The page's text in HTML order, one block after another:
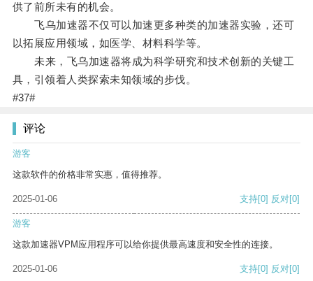
供了前所未有的机会。
飞乌加速器不仅可以加速更多种类的加速器实验，还可
以拓展应用领域，如医学、材料科学等。
未来，飞乌加速器将成为科学研究和技术创新的关键工
具，引领着人类探索未知领域的步伐。
#37#
评论
游客
这款软件的价格非常实惠，值得推荐。
2025-01-06 支持[0] 反对[0]
游客
这款加速器VPM应用程序可以给你提供最高速度和安全性的连接。
2025-01-06 支持[0] 反对[0]